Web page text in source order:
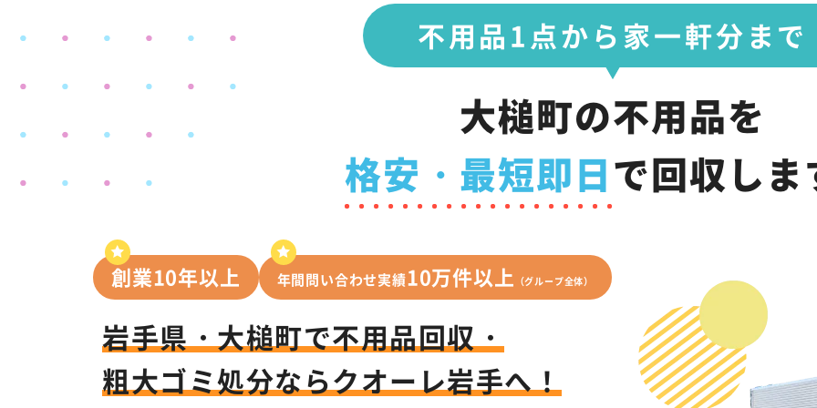
不用品1点から家一軒分まで
大槌町の不用品を
格安・最短即日で回収しま
創業10年以上 年間問い合わせ実績10万件以上 （グループ全体）
岩手県・大槌町で不用品回収・
粗大ゴミ処分ならクオーレ岩手へ！